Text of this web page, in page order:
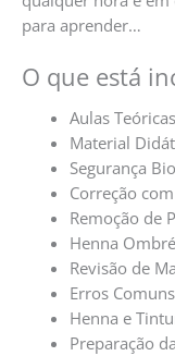
para aprender…
O que está
Aulas
Material
Segurança
Correção
Remoção de
Henna Ombré
Revisão de
Erros
Henna e
Preparação